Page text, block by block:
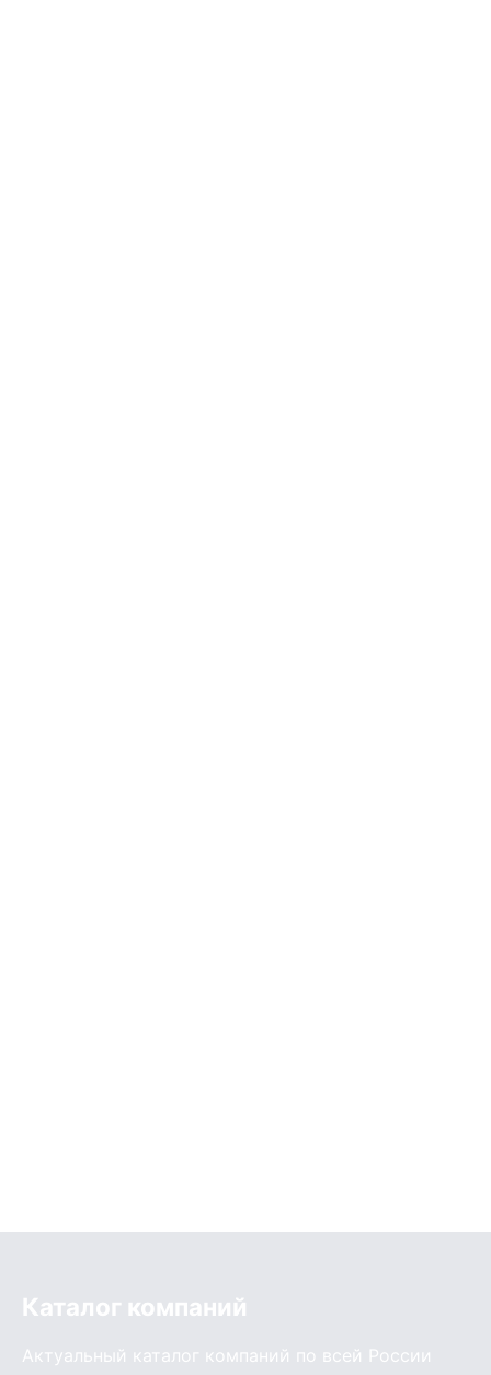
Каталог компаний
Актуальный каталог компаний по всей России